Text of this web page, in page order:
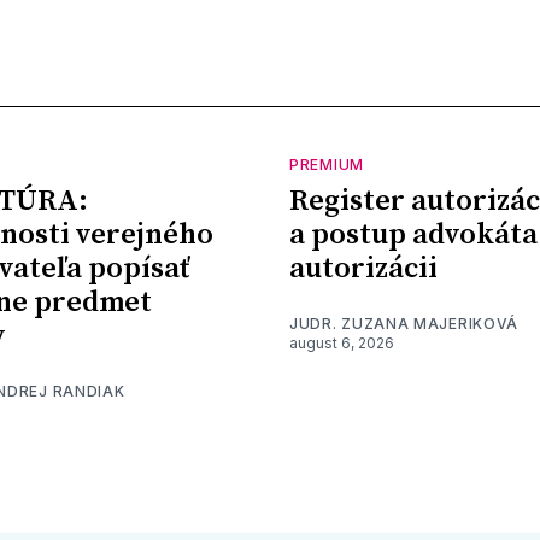
verejného
popísať
predmet
RANDIAK
PREMIUM
Register
a postup
autorizácii
JUDR. ZUZANA MAJERIKOVÁ
august 6, 2026